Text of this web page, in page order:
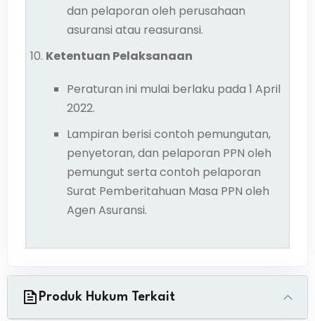
dan pelaporan oleh perusahaan
asuransi atau reasuransi.
Ketentuan Pelaksanaan
Peraturan ini mulai berlaku pada 1 April
2022.
Lampiran berisi contoh pemungutan,
penyetoran, dan pelaporan PPN oleh
pemungut serta contoh pelaporan
Surat Pemberitahuan Masa PPN oleh
Agen Asuransi.
Produk Hukum Terkait